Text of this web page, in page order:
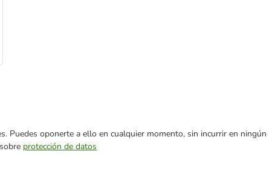
Puedes oponerte a ello en cualquier momento, sin incurrir en ningún
protección de datos